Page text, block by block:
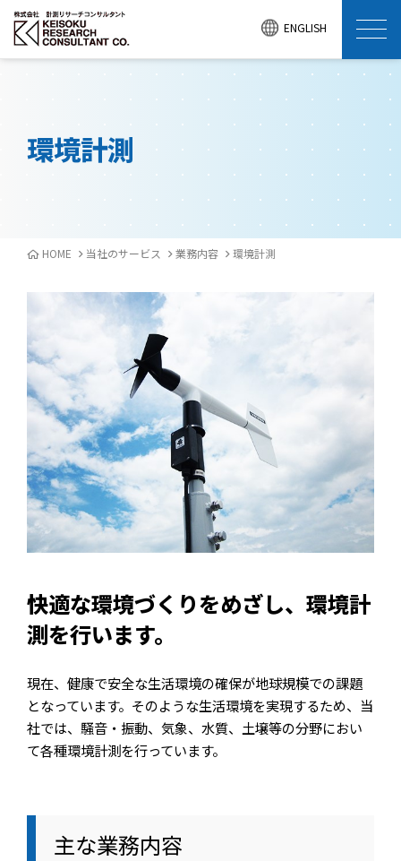
ENGLISH
環境計測
HOME 当社のサービス 業務内容 環境計測
快適な環境づくりをめざし、環境計
測を行います。
現在、健康で安全な生活環境の確保が地球規模での課題
となっています。そのような生活環境を実現するため、当
社では、騒音・振動、気象、水質、土壌等の分野におい
て各種環境計測を行っています。
主な業務内容